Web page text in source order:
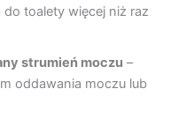
toalety więcej niż raz
strumień moczu –
oddawania moczu lub